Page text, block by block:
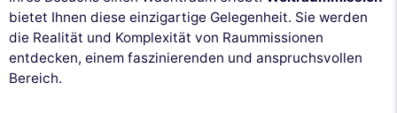
bietet Ihnen diese einzigartige Gelegenheit. Sie werden
die Realität und Komplexität von Raummissionen
entdecken, einem faszinierenden und anspruchsvollen
Bereich.